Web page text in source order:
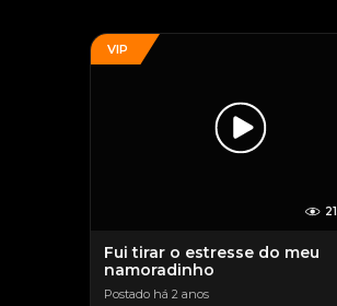
VIP
Fui tirar o estresse do meu
namoradinho
Postado há 2 anos